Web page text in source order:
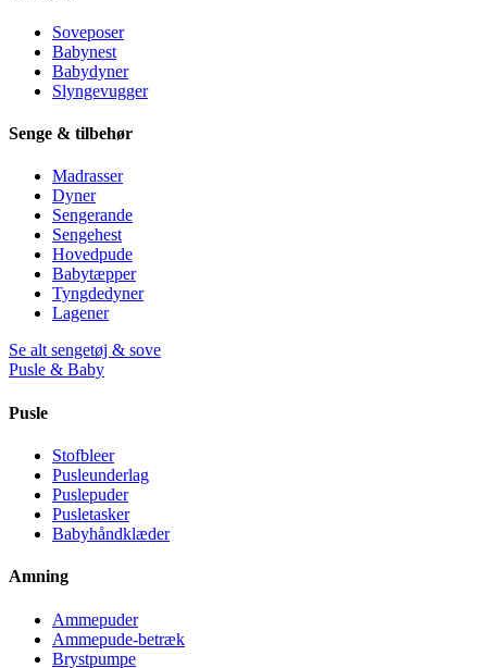
Soveposer
Babynest
Babydyner
Slyngevugger
Senge & tilbehør
Madrasser
Dyner
Sengerande
Sengehest
Hovedpude
Babytæpper
Tyngdedyner
Lagener
Se alt sengetøj & sove
Pusle & Baby
Pusle
Stofbleer
Pusleunderlag
Puslepuder
Pusletasker
Babyhåndklæder
Amning
Ammepuder
Ammepude-betræk
Brystpumpe